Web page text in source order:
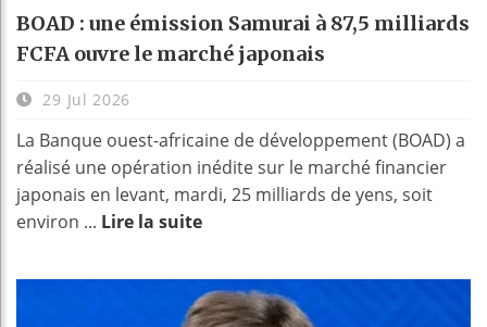
BOAD : une émission Samurai à 87,5 milliards
FCFA ouvre le marché japonais
29 Jul 2026
La Banque ouest-africaine de développement (BOAD) a
réalisé une opération inédite sur le marché financier
japonais en levant, mardi, 25 milliards de yens, soit
environ ... Lire la suite